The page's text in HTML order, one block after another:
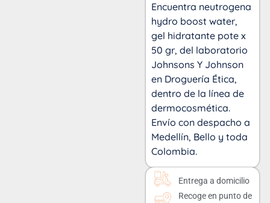
Encuentra neutrogena
hydro boost water,
gel hidratante pote x
50 gr, del laboratorio
Johnsons Y Johnson
en Droguería Ética,
dentro de la línea de
dermocosmética.
Envío con despacho a
Medellín, Bello y toda
Colombia.
Entrega a domicilio
Recoge en punto de